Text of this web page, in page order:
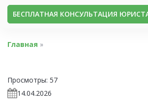
БЕСПЛАТНАЯ КОНСУЛЬТАЦИЯ
Главная »
Просмотры: 57
14.04.2026